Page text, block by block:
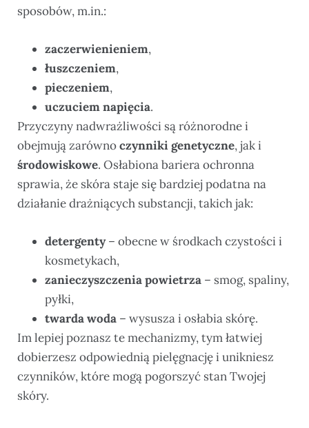
sposobów, m.in.:
zaczerwienieniem,
łuszczeniem,
pieczeniem,
uczuciem napięcia.
Przyczyny nadwrażliwości są różnorodne i
obejmują zarównoczynniki genetyczne, jak i
środowiskowe. Osłabiona bariera ochronna
sprawia, że skóra staje się bardziej podatna na
działanie drażniących substancji, takich jak:
detergenty– obecne w środkach czystości i
kosmetykach,
zanieczyszczenia powietrza – smog, spaliny,
pyłki,
twarda woda – wysusza i osłabia skórę.
Im lepiej poznasz te mechanizmy, tym łatwiej
dobierzesz odpowiednią pielęgnację i unikniesz
czynników, które mogą pogorszyć stan Twojej
skóry.